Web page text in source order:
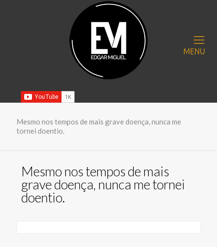
MENU
Mesmo nos tempos de mais grave doença, nunca me
tornei doentio.
Mesmo nos tempos de mais
grave doença, nunca me tornei
doentio.